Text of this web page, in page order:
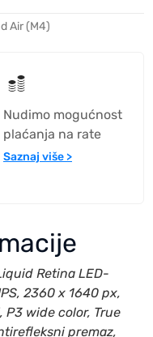
Air (M4)
Nudimo mogućnost
plaćanja na rate
Saznaj više >
Retina LED-
2360 x 1640 px,
P3 wide color, True
premaz,